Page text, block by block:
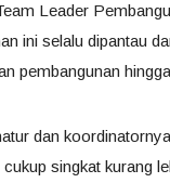
Leader
ini selalu dipantau
pembangunan
dan
singkat kurang